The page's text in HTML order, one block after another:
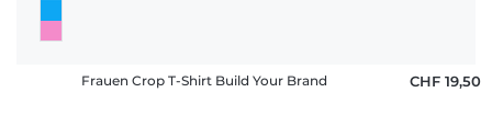
Frauen Crop T-Shirt Build Your Brand CHF 19,50